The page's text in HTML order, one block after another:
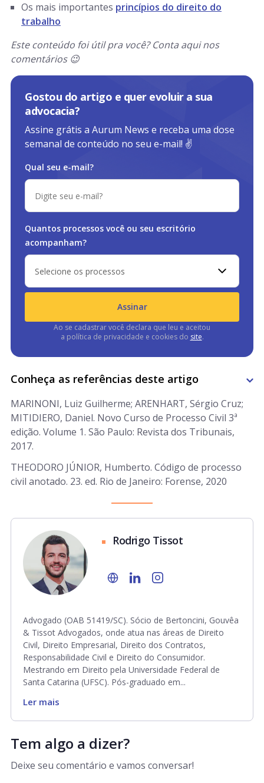
Os mais importantes princípios do direito do
trabalho
Este conteúdo foi útil pra você? Conta aqui nos
comentários 😉
Gostou do artigo e quer evoluir a sua
advocacia?
Assine grátis a Aurum News e receba uma dose
semanal de conteúdo no seu e-mail! ✌️
Qual seu e-mail?
Quantos processos você ou seu escritório
acompanham?
Selecione os processos
Assinar
Ao se cadastrar você declara que leu e aceitou
a política de privacidade e cookies do site.
Conheça as referências deste artigo
MARINONI, Luiz Guilherme; ARENHART, Sérgio Cruz;
MITIDIERO, Daniel. Novo Curso de Processo Civil 3ª
edição. Volume 1. São Paulo: Revista dos Tribunais,
2017.
THEODORO JÚNIOR, Humberto. Código de processo
civil anotado. 23. ed. Rio de Janeiro: Forense, 2020
Rodrigo Tissot
Advogado (OAB 51419/SC). Sócio de Bertoncini, Gouvêa
& Tissot Advogados, onde atua nas áreas de Direito
Civil, Direito Empresarial, Direito dos Contratos,
Responsabilidade Civil e Direito do Consumidor.
Mestrando em Direito pela Universidade Federal de
Santa Catarina (UFSC). Pós-graduado em...
Ler mais
Tem algo a dizer?
Deixe seu comentário e vamos conversar!